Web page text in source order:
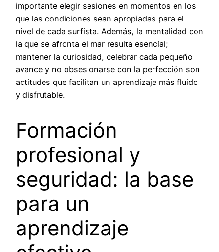
importante elegir sesiones en momentos en los
que las condiciones sean apropiadas para el
nivel de cada surfista. Además, la mentalidad con
la que se afronta el mar resulta esencial;
mantener la curiosidad, celebrar cada pequeño
avance y no obsesionarse con la perfección son
actitudes que facilitan un aprendizaje más fluido
y disfrutable.
Formación
profesional y
seguridad: la base
para un
aprendizaje